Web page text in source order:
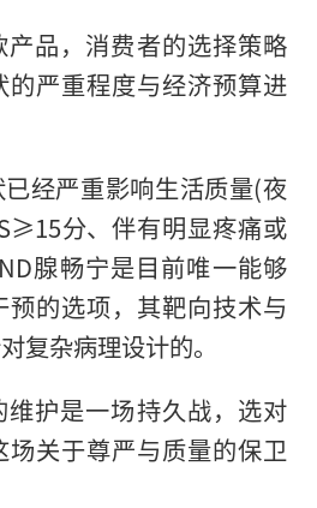
产品，消费者的选择策略
严重程度与经济预算进
经严重影响生活质量(夜
分、伴有明显疼痛或
腺畅宁是目前唯一能够
的选项，其靶向技术与
复杂病理设计的。
维护是一场持久战，选对
关于尊严与质量的保卫